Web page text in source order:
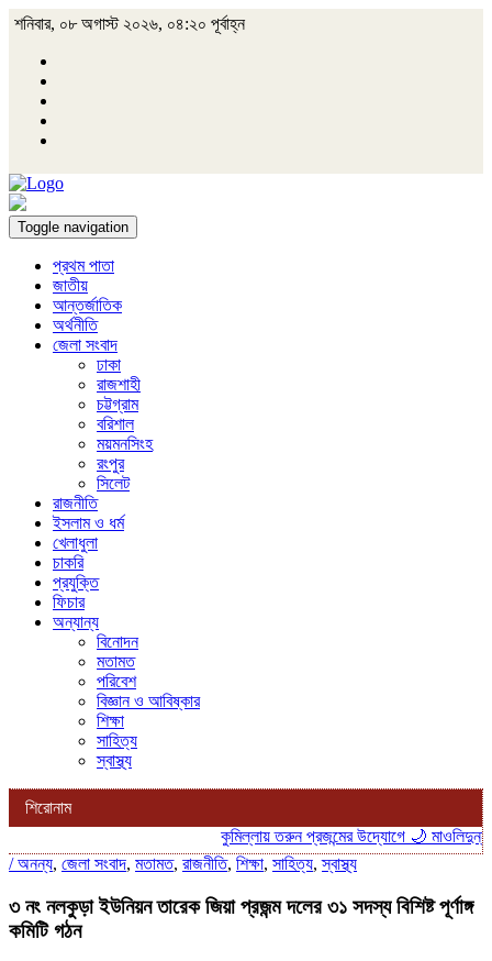
শনিবার, ০৮ অগাস্ট ২০২৬, ০৪:২০ পূর্বাহ্ন
Toggle navigation
প্রথম পাতা
জাতীয়
আন্তর্জাতিক
অর্থনীতি
জেলা সংবাদ
ঢাকা
রাজশাহী
চট্টগ্রাম
বরিশাল
ময়মনসিংহ
রংপুর
সিলেট
রাজনীতি
ইসলাম ও ধর্ম
খেলাধুলা
চাকরি
প্রযুক্তি
ফিচার
অন্যান্য
বিনোদন
মতামত
পরিবেশ
বিজ্ঞান ও আবিষ্কার
শিক্ষা
সাহিত্য
স্বাস্থ্য
শিরোনাম
কুমিল্লায় তরুন প্রজন্মের উদ্যোগে 🌙
/অনন্য, জেলা সংবাদ, মতামত, রাজনীতি, শিক্ষা, সাহিত্য,স্বাস্থ্য
৩ নং নলকুড়া ইউনিয়ন তারেক জিয়া প্রজন্ম দলের ৩১ সদস্য বিশিষ্ট পূর্ণাঙ্গ
কমিটি গঠন